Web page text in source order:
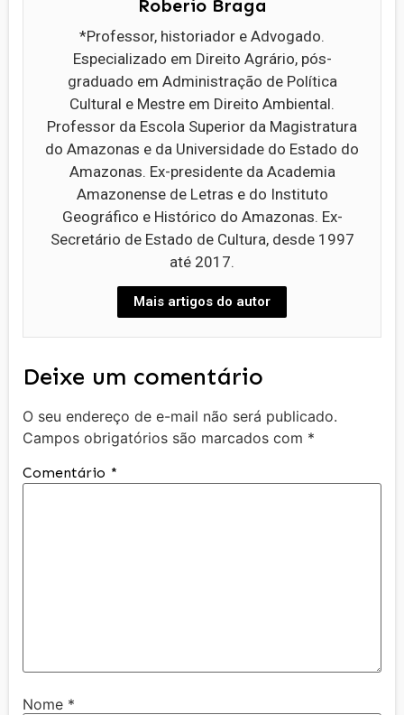
Roberio Braga
*Professor, historiador e Advogado.
Especializado em Direito Agrário, pós-
graduado em Administração de Política
Cultural e Mestre em Direito Ambiental.
Professor da Escola Superior da Magistratura
do Amazonas e da Universidade do Estado do
Amazonas. Ex-presidente da Academia
Amazonense de Letras e do Instituto
Geográfico e Histórico do Amazonas. Ex-
Secretário de Estado de Cultura, desde 1997
até 2017.
Mais artigos do autor
Deixe um comentário
O seu endereço de e-mail não será publicado.
Campos obrigatórios são marcados com *
Comentário *
Nome *